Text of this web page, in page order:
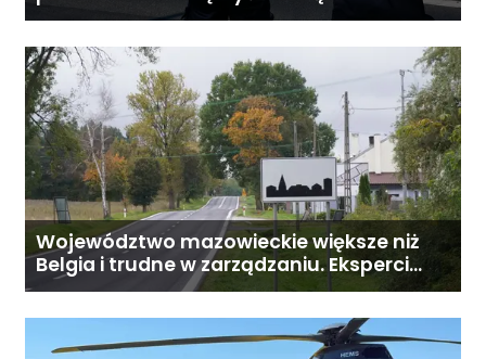
poszukiwaną
Województwo mazowieckie większe niż
Belgia i trudne w zarządzaniu. Eksperci
proponują podział centralnej Polski